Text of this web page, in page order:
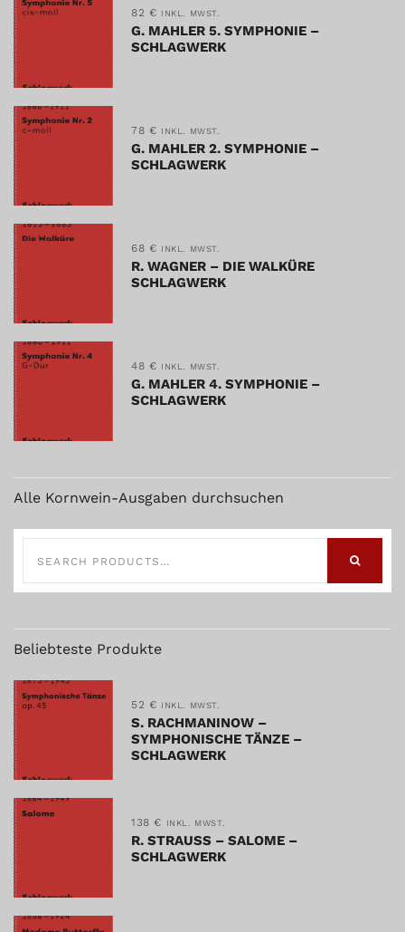
82 € INKL. MWST.
G. MAHLER 5. SYMPHONIE –
SCHLAGWERK
78 € INKL. MWST.
G. MAHLER 2. SYMPHONIE –
SCHLAGWERK
68 € INKL. MWST.
R. WAGNER – DIE WALKÜRE
SCHLAGWERK
48 € INKL. MWST.
G. MAHLER 4. SYMPHONIE –
SCHLAGWERK
Alle Kornwein-Ausgaben durchsuchen
SEARCH
FOR:
Beliebteste Produkte
52 € INKL. MWST.
S. RACHMANINOW –
SYMPHONISCHE TÄNZE –
SCHLAGWERK
138 € INKL. MWST.
R. STRAUSS – SALOME –
SCHLAGWERK